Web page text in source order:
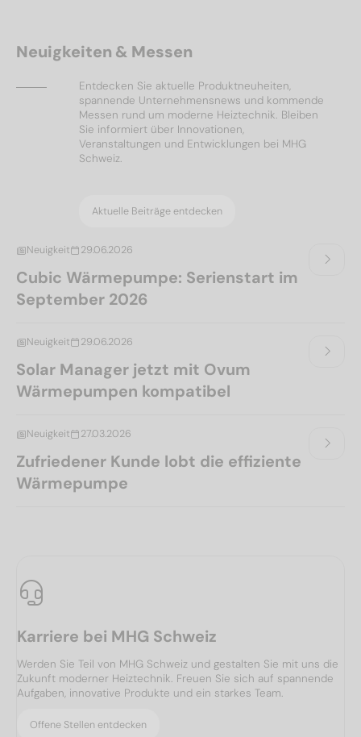
Neuigkeiten & Messen
Entdecken Sie aktuelle Produktneuheiten,
spannende Unternehmensnews und kommende
Messen rund um moderne Heiztechnik. Bleiben
Sie informiert über Innovationen,
Veranstaltungen und Entwicklungen bei MHG
Schweiz.
Aktuelle Beiträge entdecken
Neuigkeit 29.06.2026
Cubic Wärmepumpe: Serienstart im
September 2026
Neuigkeit 29.06.2026
Solar Manager jetzt mit Ovum
Wärmepumpen kompatibel
Neuigkeit 27.03.2026
Zufriedener Kunde lobt die effiziente
Wärmepumpe
Karriere bei MHG Schweiz
Werden Sie Teil von MHG Schweiz und gestalten Sie mit uns die
Zukunft moderner Heiztechnik. Freuen Sie sich auf spannende
Aufgaben, innovative Produkte und ein starkes Team.
Offene Stellen entdecken